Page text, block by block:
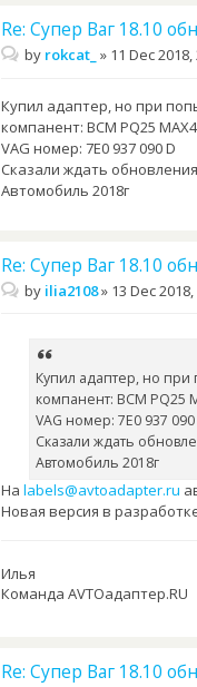
Re: Супер Ваг 18.10
by rokcat_ » 11 Dec 2018,
Купил адаптер, но при
компанент: BCM PQ25 MAX4
VAG номер: 7Е0 937 090 D
Сказали ждать
Автомобиль 2018г
Re: Супер Ваг 18.10
by ilia2108» 13 Dec
Купил адаптер, но при
компанент: BCM PQ25
VAG номер: 7Е0 937 090
Сказали ждать
Автомобиль 2018г
На labels@avtoadapter.ru
Новая версия в
Илья
Команда AVTOадаптер.RU
Re: Супер Ваг 18.10